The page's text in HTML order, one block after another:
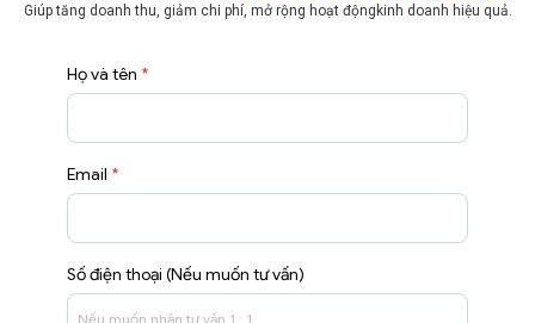
Giúp tăng doanh thu, giảm chi phí, mở rộng hoạt động kinh doanh hiệu quả.
Họ và tên *
Email *
Số điện thoại (Nếu muốn tư vấn)